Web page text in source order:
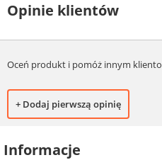
Opinie klientów
Oceń produkt i pomóż innym
+ Dodaj pierwszą opinię
Informacje